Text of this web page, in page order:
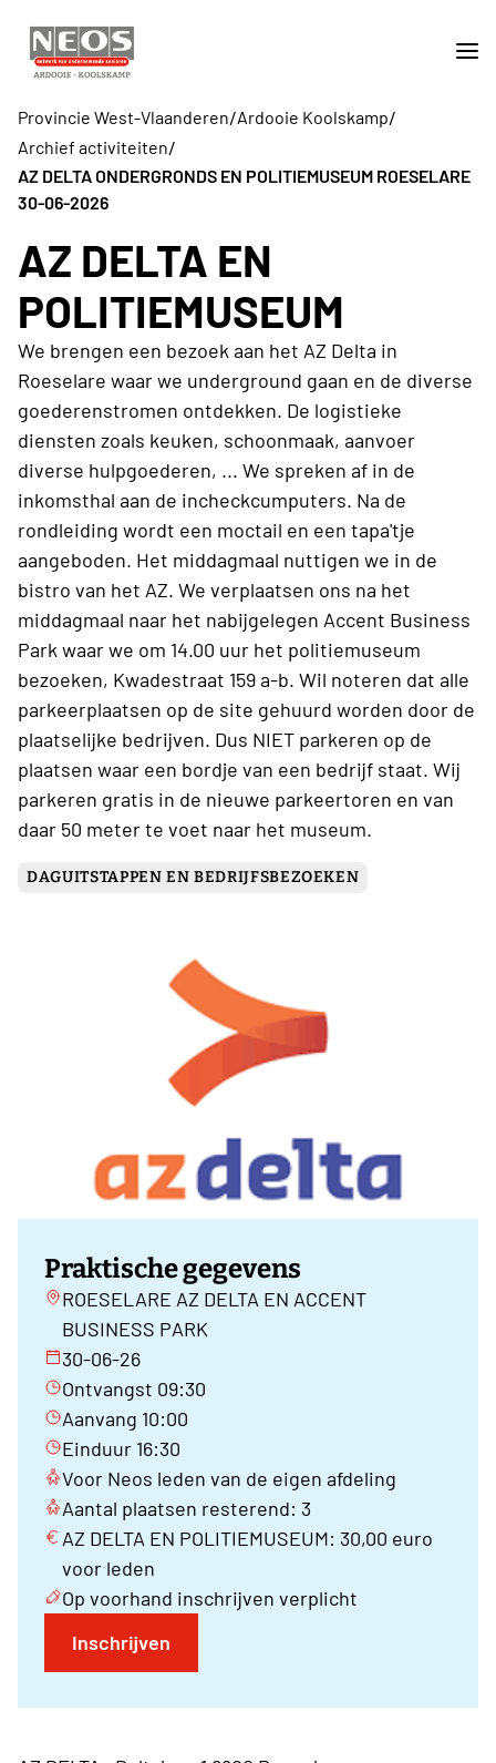
Provincie West-Vlaanderen/Ardooie Koolskamp/
Archief activiteiten/
AZ DELTA ONDERGRONDS EN POLITIEMUSEUM ROESELARE
30-06-2026
AZ DELTA EN
POLITIEMUSEUM
We brengen een bezoek aan het AZ Delta in
Roeselare waar we underground gaan en de diverse
goederenstromen ontdekken. De logistieke
diensten zoals keuken, schoonmaak, aanvoer
diverse hulpgoederen, ... We spreken af in de
inkomsthal aan de incheckcumputers. Na de
rondleiding wordt een moctail en een tapa'tje
aangeboden. Het middagmaal nuttigen we in de
bistro van het AZ. We verplaatsen ons na het
middagmaal naar het nabijgelegen Accent Business
Park waar we om 14.00 uur het politiemuseum
bezoeken, Kwadestraat 159 a-b. Wil noteren dat alle
parkeerplaatsen op de site gehuurd worden door de
plaatselijke bedrijven. Dus NIET parkeren op de
plaatsen waar een bordje van een bedrijf staat. Wij
parkeren gratis in de nieuwe parkeertoren en van
daar 50 meter te voet naar het museum.
DAGUITSTAPPEN EN BEDRIJFSBEZOEKEN
Praktische gegevens
ROESELARE AZ DELTA EN ACCENT
BUSINESS PARK
30-06-26
Ontvangst 09:30
Aanvang 10:00
Einduur 16:30
Voor Neos leden van de eigen afdeling
Aantal plaatsen resterend: 3
AZ DELTA EN POLITIEMUSEUM: 30,00 euro
voor leden
Op voorhand inschrijven verplicht
Inschrijven